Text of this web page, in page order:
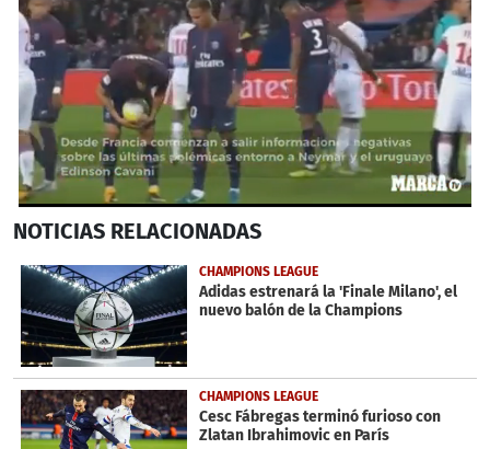
seconds
51
seconds
NOTICIAS RELACIONADAS
CHAMPIONS LEAGUE
Adidas estrenará la 'Finale Milano', el
nuevo balón de la Champions
CHAMPIONS LEAGUE
Cesc Fábregas terminó furioso con
Zlatan Ibrahimovic en París